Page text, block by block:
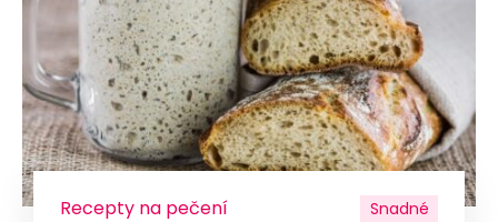
Recepty na pečení Snadné